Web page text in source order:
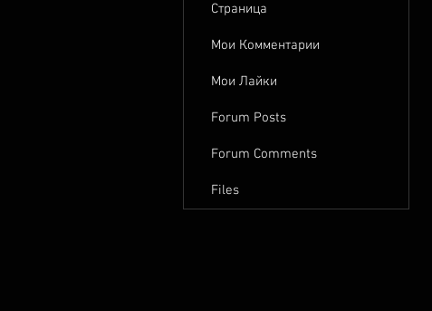
Страница
Мои Комментарии
Мои Лайки
Forum Posts
Forum Comments
Files